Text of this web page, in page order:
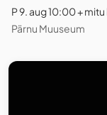
P 9. aug 10:00 +
Pärnu Muuseum